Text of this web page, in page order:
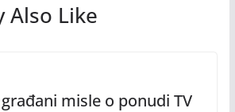
Also Like
misle o ponudi TV